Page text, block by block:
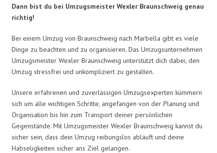
Dann bist du bei Umzugsmeister Wexler Braunschweig genau
richtig!
Bei einem Umzug von Braunschweig nach Marbella gibt es viele
Dinge zu beachten und zu organisieren. Das Umzugsunternehmen
Umzugsmeister Wexler Braunschweig unterstützt dich dabei, den
Umzug stressfrei und unkompliziert zu gestalten.
Unsere erfahrenen und zuverlässigen Umzugsexperten kümmern
sich um alle wichtigen Schritte, angefangen von der Planung und
Organisation bis hin zum Transport deiner persönlichen
Gegenstände. Mit Umzugsmeister Wexler Braunschweig kannst du
sicher sein, dass dein Umzug reibungslos abläuft und deine
Habseligkeiten sicher ans Ziel gelangen.